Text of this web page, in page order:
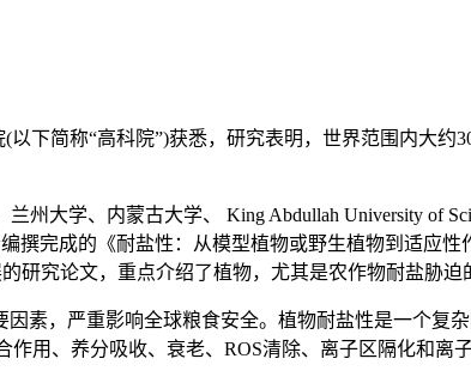
下简称“高科院”)获悉，研究表明，世界范围内大约
大学、内蒙古大学、 King Abdullah University of
撰完成的《耐盐性：从模型植物或野生植物到适应性
研究论文，重点介绍了植物，尤其是农作物耐盐胁迫
，严重影响全球粮食安全。植物耐盐性是一个复
用、养分吸收、衰老、ROS清除、离子区隔化和离